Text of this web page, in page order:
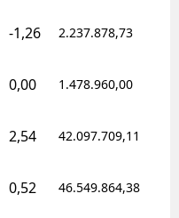
-1,26 2.237.878,73
0,00 1.478.960,00
2,54 42.097.709,11
0,52 46.549.864,38